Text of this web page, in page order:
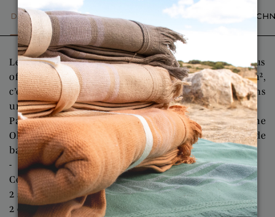
DESCRIPTION DÉTAILLÉE CARACTÉRISTIQUES
Les serviettes Olympe sont très absorbantes et vous
offrent un toucher ultra doux. D'un poids de 550g/m²,
c’est un réel confort au quotidien de s’envelopper dans
une éponge aussi moelleuse.
Par son design épuré et minimaliste, la gamme
Olympe se fond très bien dans toutes les salles de
bains.
-
Cet ensemble de bain Olympe:
2 serviettes de bain Olympe 50x100 cm
2 draps de bain Olympe 70x140 cm